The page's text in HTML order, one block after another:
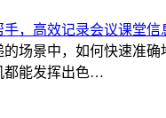
，高效记录会议课堂信
场景中，如何快速准
都能发挥出色…